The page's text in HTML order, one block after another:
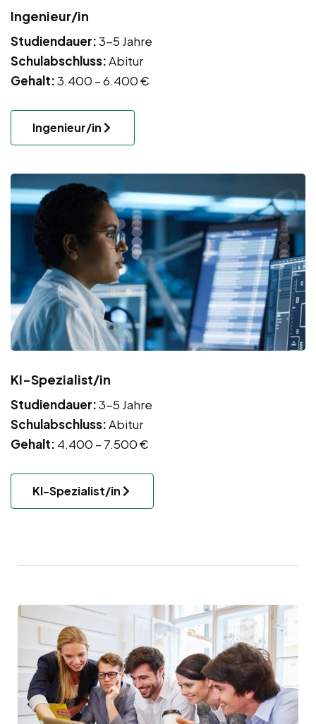
Ingenieur/in
Studiendauer:3-5 Jahre
Schulabschluss:Abitur
Gehalt:3.400 – 6.400 €
Ingenieur/in
KI-Spezialist/in
Studiendauer:3-5 Jahre
Schulabschluss:Abitur
Gehalt: 4.400 – 7.500 €
KI-Spezialist/in